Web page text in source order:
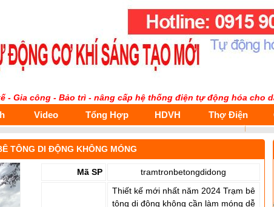
- Bảo trì - nâng cấp hệ thống điện tự động hóa cho dây
Video Tổng Hợp HDVH Thợ Điện
TÔNG DI ĐỘNG KHÔNG MÓNG
Mã SP tramtronbetongdidong
Thiết kế mới nhất năm 2024 Trạm bê
tông di động không cần làm móng dễ